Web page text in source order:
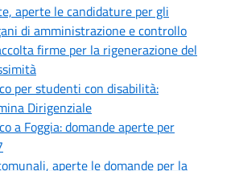
aperte le candidature per gli
di amministrazione e controllo
firme per la rigenerazione del
per studenti con disabilità:
Dirigenziale
a Foggia: domande aperte per
aperte le domande per la